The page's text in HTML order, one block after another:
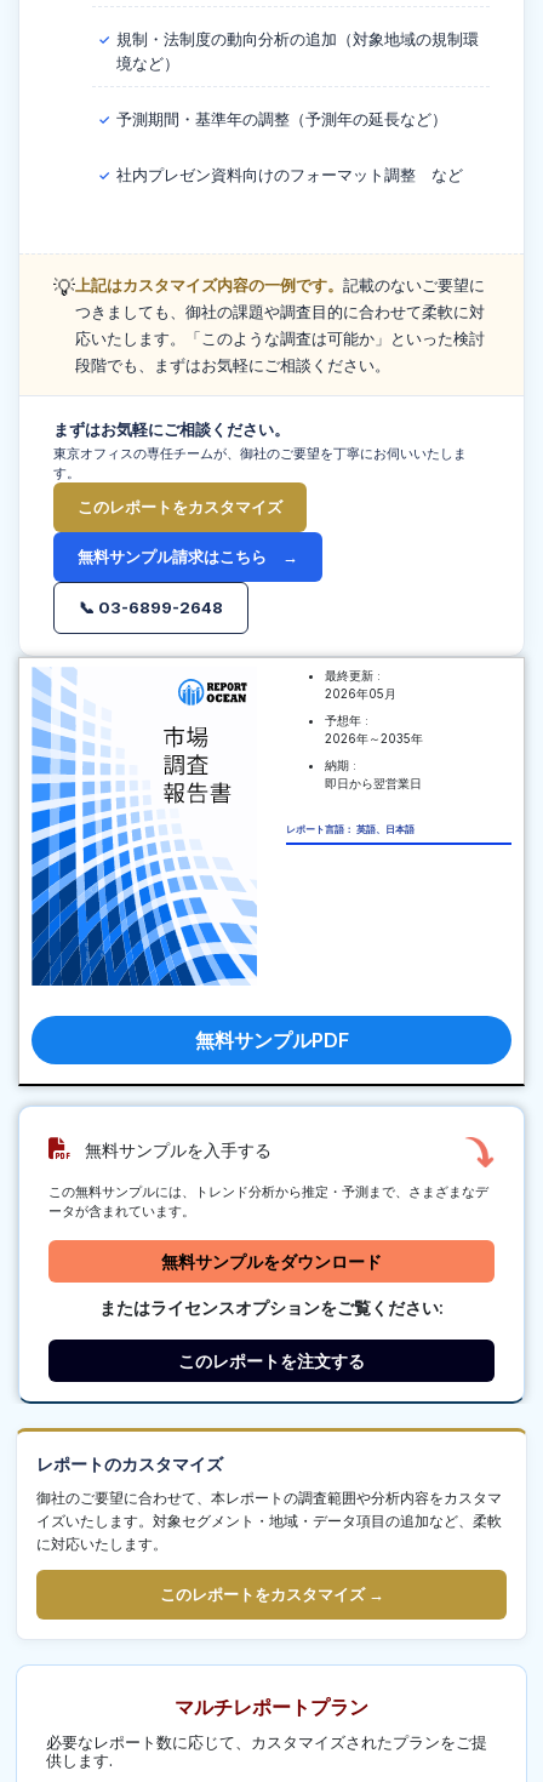
✓ 規制・法制度の動向分析の追加（対象地域の規制環
境など）
✓ 予測期間・基準年の調整（予測年の延長など）
✓ 社内プレゼン資料向けのフォーマット調整 など
💡上記はカスタマイズ内容の一例です。 記載のないご要望に
つきましても、御社の課題や調査目的に合わせて柔軟に対
応いたします。「このような調査は可能か」といった検討
段階でも、まずはお気軽にご相談ください。
まずはお気軽にご相談ください。
東京オフィスの専任チームが、御社のご要望を丁寧にお伺いいたしま
す。
このレポートをカスタマイズ
無料サンプル請求はこちら →
📞 03-6899-2648
最終更新 :
2026年05月
予想年 :
2026年～2035年
納期 :
即日から翌営業日
レポート言語： 英語、日本語
無料サンプルPDF
無料サンプルを入手する
この無料サンプルには、トレンド分析から推定・予測まで、さまざまなデ
ータが含まれています。
無料サンプルをダウンロード
またはライセンスオプションをご覧ください:
このレポートを注文する
レポートのカスタマイズ
御社のご要望に合わせて、本レポートの調査範囲や分析内容をカスタマ
イズいたします。対象セグメント・地域・データ項目の追加など、柔軟
に対応いたします。
このレポートをカスタマイズ →
マルチレポートプラン
必要なレポート数に応じて、カスタマイズされたプランをご提
供します.